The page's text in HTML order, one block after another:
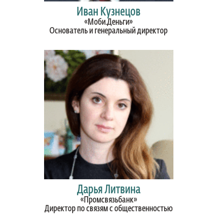
Иван Кузнецов
«Моби.Деньги»
Основатель и генеральный директор
Дарья Литвина
«Промсвязьбанк»
Директор по связям с общественностью